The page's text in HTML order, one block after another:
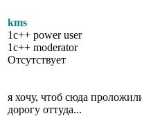
kms
1c++ power user
1c++ moderator
Отсутствует
я хочу, чтоб сюда
дорогу оттуда...